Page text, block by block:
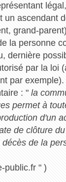
un ascendant
grand-
la personne
dernière
par la loi
par exemple).
: " la
permet à
d'un
de clôture
de la
public.fr " )